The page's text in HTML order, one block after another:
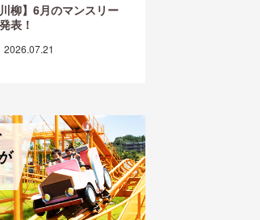
川柳】6月のマンスリー
表！
2026.07.21